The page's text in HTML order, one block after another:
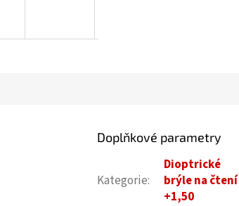
Doplňkové parametry
Kategorie:
Dioptrické
brýle na čtení
+1,50